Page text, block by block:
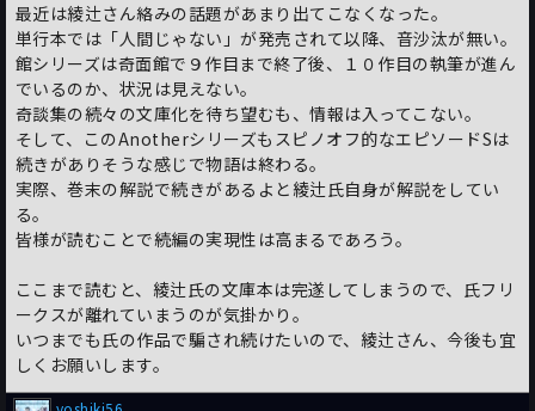
最近は綾辻さん絡みの話題があまり出てこなくなった。
単行本では「人間じゃない」が発売されて以降、音沙汰が無い。
館シリーズは奇面館で９作目まで終了後、１０作目の執筆が進ん
でいるのか、状況は見えない。
奇談集の続々の文庫化を待ち望むも、情報は入ってこない。
そして、このAnotherシリーズもスピノオフ的なエピソードSは
続きがありそうな感じで物語は終わる。
実際、巻末の解説で続きがあるよと綾辻氏自身が解説をしてい
る。
皆様が読むことで続編の実現性は高まるであろう。
ここまで読むと、綾辻氏の文庫本は完遂してしまうので、氏フリ
ークスが離れていまうのが気掛かり。
いつまでも氏の作品で騙され続けたいので、綾辻さん、今後も宜
しくお願いします。